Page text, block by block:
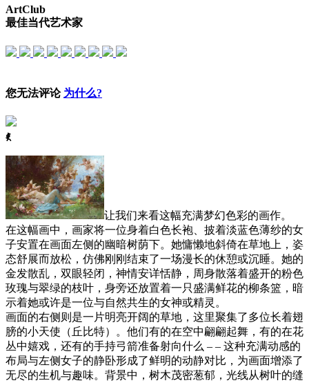
ArtClub
最佳当代艺术家
您无法评论 为什么?
ꈅ
让我们来看这幅充满梦幻色彩的画作。
在这幅画中，画家将一位身着白色长袍、披着淡蓝色薄纱的女
子安置在画面左侧的幽暗树荫下。她慵懒地斜倚在草地上，姿
态舒展而放松，仿佛刚刚结束了一场漫长的休憩或沉睡。她的
金发散乱，双眼轻闭，神情安详恬静，周身散落着盛开的粉色
玫瑰与翠绿的枝叶，身旁还放置着一只盛满鲜花的柳条篮，暗
示着她或许是一位与自然共生的女神或精灵。
画面的右侧则是一片明亮开阔的草地，这里聚集了多位长着翅
膀的小天使（丘比特）。他们有的在空中翩翩起舞，有的在花
丛中嬉戏，还有的手持弓箭准备射向什么 – – 这种充满动感的
布局与左侧女子的静卧形成了鲜明的动静对比，为画面增添了
无尽的生机与趣味。背景中，树木茂密葱郁，光线从树叶的缝